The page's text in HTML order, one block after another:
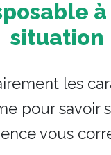
situation
les
pour savoir
vous